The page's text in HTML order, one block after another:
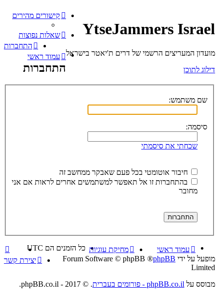
YtseJammers Israel
מועדון המעריצים הרשמי של דרים ת'יאטר בישראל
דילוג לתוכן
קישורים מהירים
שאלות נפוצות
התחברות
עמוד ראשי
התחברות
שם משתמש:
סיסמה:
שכחתי את סיסמתי
חיבור אוטומטי בכל פעם שאבקר ממחשב זה
בהתחברות זו אל תאפשר למשתמשים אחרים לראות אם אני
מחובר
עמוד ראשי כל הזמנים הם UTC
מחיקת עוגיות
יצירת קשר
מופעל על ידי phpBB
® Forum Software © phpBB
Limited
מבוסס על phpBB.co.il - פורומים בעברית
. © 2017 - phpBB.co.il.